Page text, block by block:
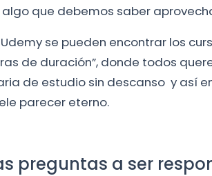
algo que debemos saber
Udemy se pueden encontrar los
de duración”, donde todos
de estudio sin descanso y así
parecer eterno.
preguntas a ser